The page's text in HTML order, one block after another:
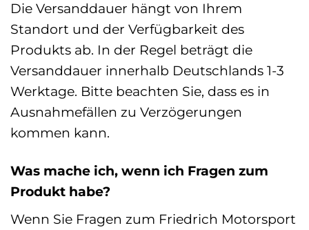
Die Versanddauer hängt von Ihrem
Standort und der Verfügbarkeit des
Produkts ab. In der Regel beträgt die
Versanddauer innerhalb Deutschlands 1-3
Werktage. Bitte beachten Sie, dass es in
Ausnahmefällen zu Verzögerungen
kommen kann.
Was mache ich, wenn ich Fragen zum
Produkt habe?
Wenn Sie Fragen zum Friedrich Motorsport